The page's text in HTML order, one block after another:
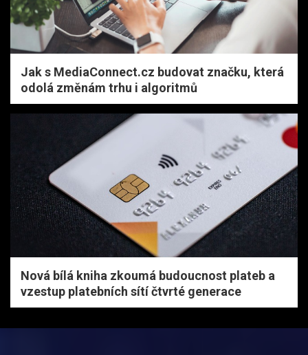
Jak s MediaConnect.cz budovat značku, která
odolá změnám trhu i algoritmů
Nová bílá kniha zkoumá budoucnost plateb a
vzestup platebních sítí čtvrté generace